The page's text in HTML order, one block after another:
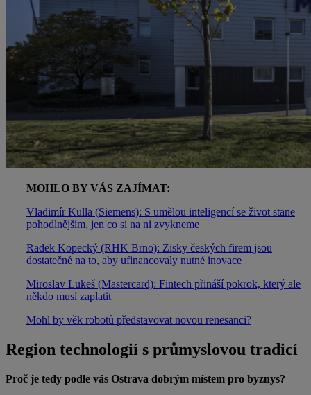
MOHLO BY VÁS ZAJÍMAT:
Vladimír Kulla (Siemens): S umělou inteligencí se život stane
pohodlnějším, jen co si na ni zvykneme
Radek Kopecký (RHK Brno): Zisky českých firem jsou
dostatečné na to, aby ufinancovaly nutné inovace
Miroslav Lukeš (Mastercard): Fintech přináší pokrok, který ale
někdo musí zaplatit
Mohl by věk robotů představovat novou renesanci?
Region technologií s průmyslovou tradicí
Proč je tedy podle vás Ostrava dobrým místem pro byznys?